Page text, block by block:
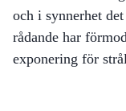
och i synnerhet
rådande har
exponering för